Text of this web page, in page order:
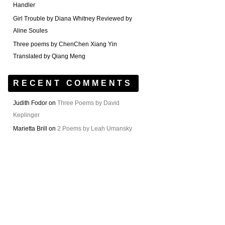
Handler
Girl Trouble by Diana Whitney Reviewed by
Aline Soules
Three poems by ChenChen Xiang Yin
Translated by Qiang Meng
RECENT COMMENTS
Judith Fodor on Three Poems by David
Keplinger
Marietta Brill
on 2 Poems by Leah Umansky